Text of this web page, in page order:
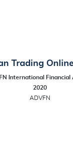
Trading
International Financial
2020
ADVFN